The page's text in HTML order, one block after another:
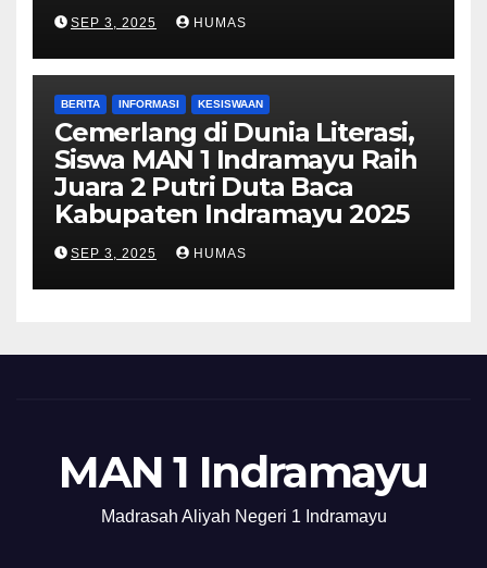
SEP 3, 2025 HUMAS
BERITA INFORMASI KESISWAAN
Cemerlang di Dunia Literasi,
Siswa MAN 1 Indramayu Raih
Juara 2 Putri Duta Baca
Kabupaten Indramayu 2025
SEP 3, 2025 HUMAS
MAN 1 Indramayu
Madrasah Aliyah Negeri 1 Indramayu